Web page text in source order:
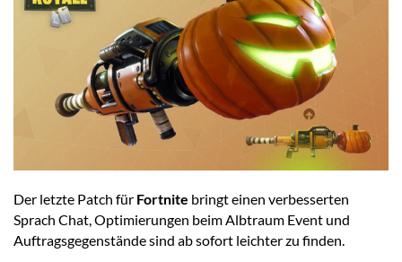
Der letzte Patch für Fortnite bringt einen verbesserten
Sprach Chat, Optimierungen beim Albtraum Event und
Auftragsgegenstände sind ab sofort leichter zu finden.